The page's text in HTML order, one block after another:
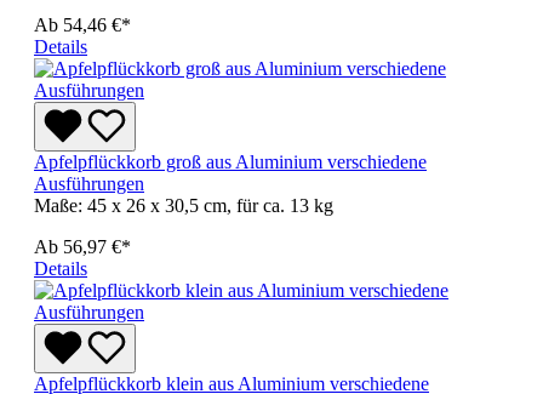
Ab 54,46 €*
Details
Apfelpflückkorb groß aus Aluminium verschiedene
Ausführungen
Maße: 45 x 26 x 30,5 cm, für ca. 13 kg
Ab 56,97 €*
Details
Apfelpflückkorb klein aus Aluminium verschiedene